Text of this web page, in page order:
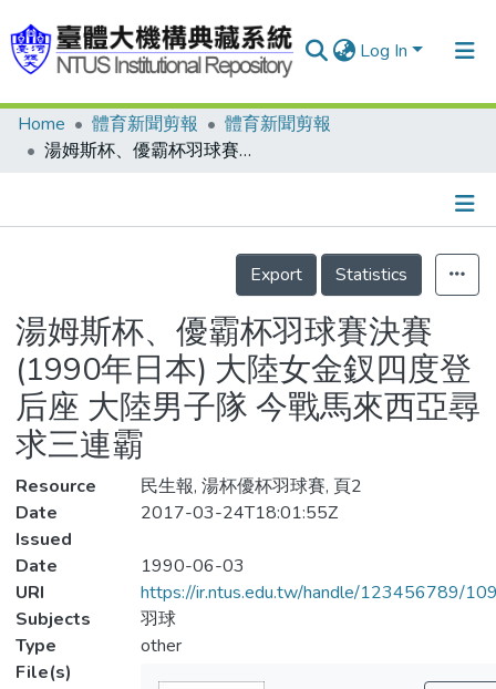
Log In
Communities & Collections
Statistics
Home 體育新聞剪報
體育新聞剪報
湯姆斯杯、優霸杯羽球賽決賽(1990年日本) 大陸女金釵四度登后座 大陸男子隊 今戰馬來西亞尋求三連霸
Details
Export
Statistics
湯姆斯杯、優霸杯羽球賽決賽
(1990年日本) 大陸女金釵四度登
后座 大陸男子隊 今戰馬來西亞尋
求三連霸
Resource
民生報, 湯杯優杯羽球賽, 頁2
Date
Issued
2017-03-24T18:01:55Z
Date
1990-06-03
URI
https://ir.ntus.edu.tw/handle/123456789/
Subjects
羽球
Type
other
File(s)